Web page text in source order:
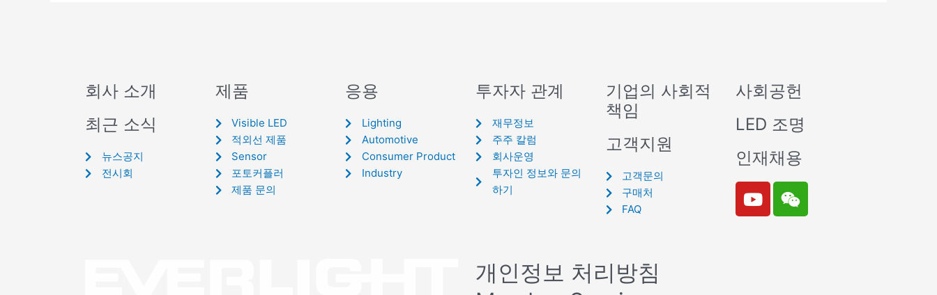
회사 소개
최근 소식
뉴스공지
전시회
제품
Visible LED
적외선 제품
Sensor
포토커플러
제품 문의
응용
Lighting
Automotive
Consumer Product
Industry
투자자 관계
재무정보
주주 칼럼
회사운영
투자인 정보와 문의
하기
기업의 사회적
책임
고객지원
고객문의
구매처
FAQ
사회공헌
LED 조명
인재채용
Y
o
W
e
개인정보 처리방침